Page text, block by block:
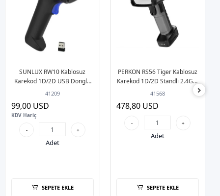
SUNLUX RW10 Kablosuz
Karekod 1D/2D USB Dongle
Barkod Okuyucu
41209
99,00 USD
KDV Hariç
- +
Adet
SEPETE EKLE
PERKON RS56 Tiger Kablosuz
Karekod 1D/2D Standlı 2.4G +
BT Barkod Okuyucu
41568
478,80 USD
- +
Adet
SEPETE EKLE